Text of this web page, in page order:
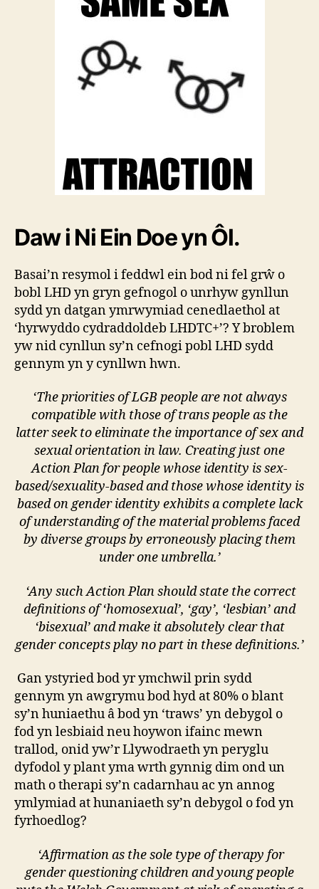
Daw i Ni Ein Doe ynÔl.
Basai’n resymol i feddwl ein bod ni fel grŵ o
bobl LHD yn gryn gefnogol o unrhyw gynllun
sydd yn datgan ymrwymiad cenedlaethol at
‘hyrwyddo cydraddoldeb LHDTC+’? Y broblem
yw nid cynllun sy’n cefnogi pobl LHD sydd
gennym yn y cynllwn hwn.
‘The priorities of LGB people are not always
compatible with those of trans people as the
latter seek to eliminate the importance of sex and
sexual orientation in law. Creating just one
Action Plan for people whose identity is sex-
based/sexuality-based and those whose identity is
based on gender identity exhibits a complete lack
of understanding of the material problems faced
by diverse groups by erroneously placing them
under one umbrella.’
‘Any such Action Plan should state the correct
definitions of ‘homosexual’, ‘gay’, ‘lesbian’ and
‘bisexual’ and make it absolutely clear that
gender concepts play no part in these definitions.’
Gan ystyried bod yr ymchwil prin sydd
gennym yn awgrymu bod hyd at 80% o blant
sy’n huniaethu â bod yn ‘traws’ yn debygol o
fod yn lesbiaid neu hoywon ifainc mewn
trallod, onid yw’r Llywodraeth yn peryglu
dyfodol y plant yma wrth gynnig dim ond un
math o therapi sy’n cadarnhau ac yn annog
ymlymiad at hunaniaeth sy’n debygol o fod yn
fyrhoedlog?
‘Affirmation as the sole type of therapy for
gender questioning children and young people